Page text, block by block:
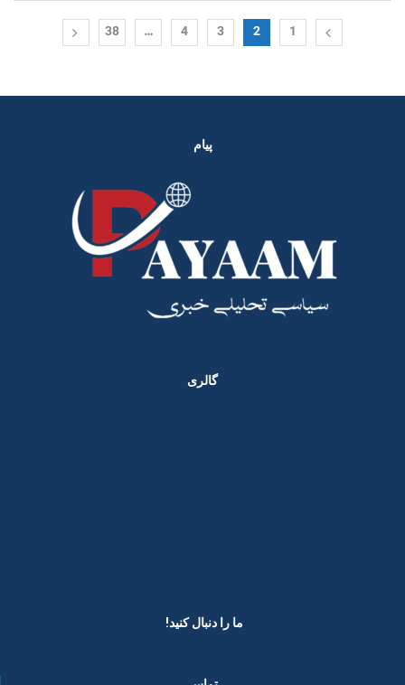
1
2
3
4
…
38
پیام
گالری
ما را دنبال کنید! ​